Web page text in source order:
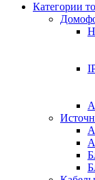
Категории